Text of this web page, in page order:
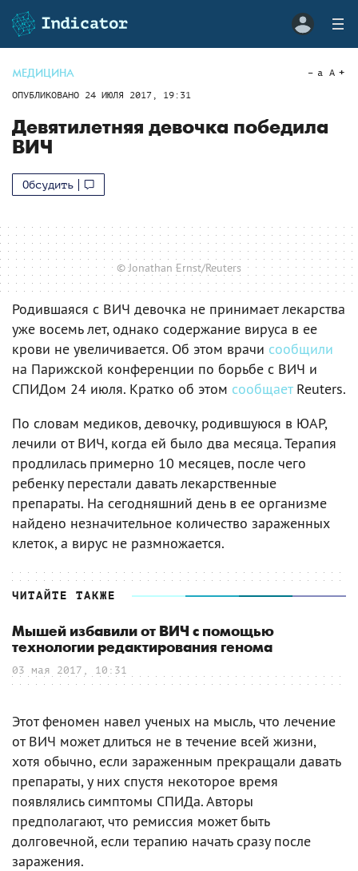
МЕДИЦИНА
ОПУБЛИКОВАНО 24 ИЮЛЯ 2017, 19:31
a A
Девятилетняя девочка победила
ВИЧ
Обсудить
© Jonathan Ernst/Reuters
Родившаяся с ВИЧ девочка не принимает лекарства
уже восемь лет, однако содержание вируса в ее
крови не увеличивается. Об этом врачи сообщили
на Парижской конференции по борьбе с ВИЧ и
СПИДом 24 июля. Кратко об этом сообщаетReuters.
По словам медиков, девочку, родившуюся в ЮАР,
лечили от ВИЧ, когда ей было два месяца. Терапия
продлилась примерно 10 месяцев, после чего
ребенку перестали давать лекарственные
препараты. На сегодняшний день в ее организме
найдено незначительное количество зараженных
клеток, а вирус не размножается.
ЧИТАЙТЕ ТАКЖЕ
Мышей избавили от ВИЧ с помощью
технологии редактирования генома
03 мая 2017, 10:31
Этот феномен навел ученых на мысль, что лечение
от ВИЧ может длиться не в течение всей жизни,
хотя обычно, если зараженным прекращали давать
препараты, у них спустя некоторое время
появлялись симптомы СПИДа. Авторы
предполагают, что ремиссия может быть
долговечной, если терапию начать сразу после
заражения.